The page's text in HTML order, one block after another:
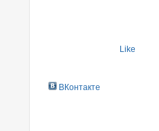
Like
ВКонтакте